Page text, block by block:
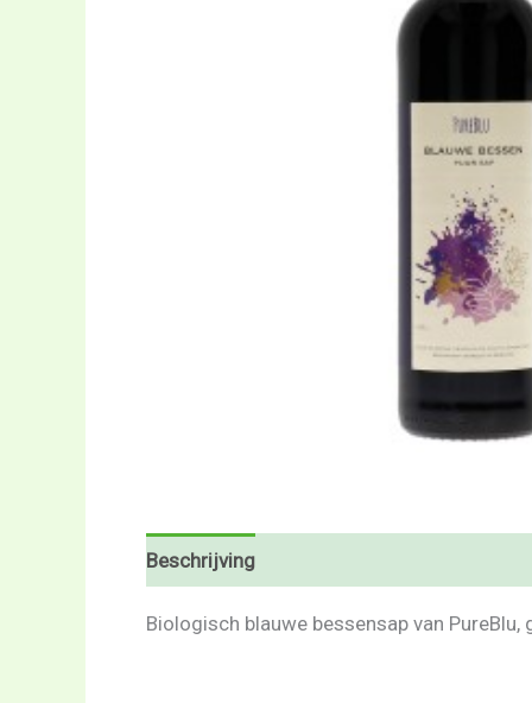
Beschrijving
Biologisch blauwe bessensap van